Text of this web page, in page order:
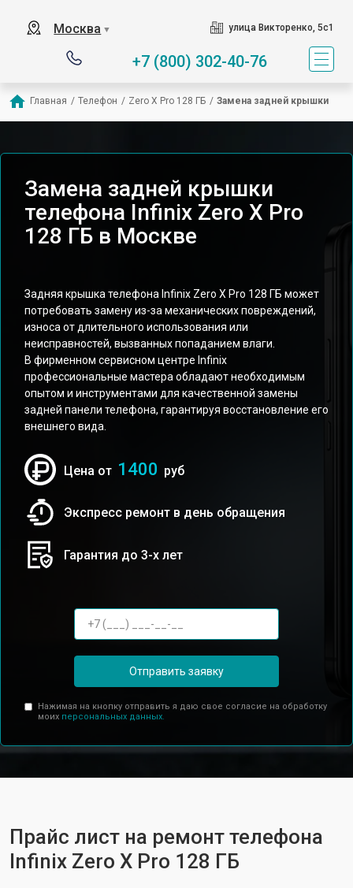
Москва ▼ улица Викторенко, 5с1
+7 (800) 302-40-76
Главная / Телефон / Zero X Pro 128 ГБ / Замена задней крышки
Замена задней крышки
телефона Infinix Zero X Pro
128 ГБ в Москве
Задняя крышка телефона Infinix Zero X Pro 128 ГБ может
потребовать замену из-за механических повреждений,
износа от длительного использования или
неисправностей, вызванных попаданием влаги.
В фирменном сервисном центре Infinix
профессиональные мастера обладают необходимым
опытом и инструментами для качественной замены
задней панели телефона, гарантируя восстановление его
внешнего вида.
Цена от 1400 руб
Экспресс ремонт в день обращения
Гарантия до 3-х лет
Отправить заявку
Нажимая на кнопку отправить я даю свое согласие на обработку
моих персональных данных.
Прайс лист на ремонт телефона
Infinix Zero X Pro 128 ГБ